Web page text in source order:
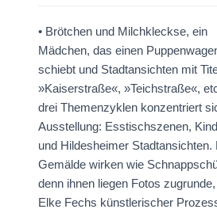
• Brötchen und Milchkleckse, ein
Mädchen, das einen
schiebt und Stadtansichten mit
»Kaiserstraße«, »Teichstraße«,
drei Themenzyklen konzentriert
Ausstellung: Esstischszenen,
und Hildesheimer Stadtansichten.
Gemälde wirken wie
denn ihnen liegen Fotos
Elke Fechs künstlerischer